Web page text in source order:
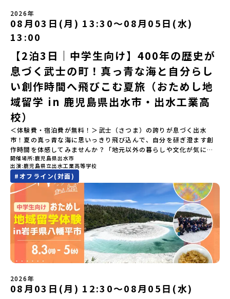
ら抽選の上、締め切り日から1週間を目途に、お申し込み時に記入い
ただいたメールアドレス宛に「当選／落選メール」をお送りいたし
ます。当選者は、メールに記載された「当選確認フォーム」に３日
以内に回答いただき、確認フォームの提出をもって参加確定とさせ
ていただきます。当選確認フォームの期日までにご回答いただけな
い場合は、当選を取り消しとさせていただきます。当選取り消しが
あった場合は、繰り上げ当選者へご連絡させていただきます。登録
メールアドレスの変更をご希望の場合は下記の地域みらい留学公式
LINEよりご連絡をお願いします。※受信制限設定をしていると、通
知メールをお受け取りいただけません。その場合は、
「@miratabi.jp」からのメールを受信できるよう設定をお願いいた
します。※結果に関する個別のお問合せにはお答えしておりません
ので、ご了承ください。・お申し込みについてお申込はお一人様1回
限りです。PC・スマートフォンからお申込ください。申込後の内容
変更はできません。お申込時は、メールアドレスの入力間違いにご
注意ください。・宿泊について１室に複数(同性2～4名程度)で宿泊
いただく予定です。・食事アレルギー対応について個別の詳細なア
レルギー対応希望にはお応えしかねる場合がございます。対応が必
要な場合は必ず事前にご相談ください。・参加取消や急遽参加でき
なくなった場合について参加決定後の参加お取り消しはご遠慮下さ
い。やむを得ないお取り消しの場合はお早めに事務局までご連絡く
ださい。・キャンセルポリシーやむを得ない参加お取り消しの場
合、以下のルールに沿って対応させていただきます。ご了承くださ
い。プログラム開催日の前日＜7月3日＞から、【キャンセルのご連
絡日：お支払いいただく旅行代金】・21日目にあたる日以前：無
料・20日目-8日目：20％・7日目-2日目：30％・プログラム開始日
加またはプログラム開始後の解除：100％・催行中止について天候な
どの状況等によって開催を見合わせる可能性があります。その場合
は原則、開催日1週間前までにご連絡いたします。又、最少催行人数
「みんなでBBQディナー」 -さらに仲間や地元の高校生、町の大人
たちと交流＜3日目＞（AM）「アイヌが愛した森を散策するフィー
ルドワーク」「3日間の振り返りワーク」 -みんなで振り返り対話
「ランチ/お土産タイム」（PM） 13：30頃プログラム終了-新千歳
空港には15：00頃に到着予定です。※天候の状況や参加人数によっ
てプログラムを変更する場合がございます。参加概要【開催場所】
北海道平取町（びらとりちょう）【実施日程】7月18日(土)～7月20
日(月祝)※参加が確定した方には6月3日(水) 18：30～20：00に
「参加者向け事前オンライン研修」をご案内する予定です。必ず参
加をお願いします。【集合場所・時間】7月18日(土) 12：00 新千歳
空港※12：00までに新千歳空港に到着する便で手配ください。【解
散場所・時間】7月20日(祝月) 15：00頃 新千歳空港※16：00以降
に新千歳空港を出発する便で手配ください。【対象】中学2年生、中
学3年生【宿泊先】ゲストハウス ヤント※ドミトリータイプの2段ベ
ッド（1室2～4名）で宿泊いただく予定です。【旅行代金】無料※旅
行代金に含まれる費用のうち、以下の内容が無料となります・宿泊
費（2泊分）・プログラム内のアクティビティ・体験費用・一部の食
事代※以下の費用は参加者のご負担となります・集合場所までの往
復交通費・お土産代や自由時間の個人飲食費などの個人的費用【募
集人数】最大10名（お申し込み多数の場合は抽選の上決定）【参加
者決定】お申し込み多数の場合は、締め切り後1週間を目途に当落結
果をご連絡いたします。【申し込み受付締切】4月30日(木)12：00
から 5月14日(木) 12：00まで疑問も不安もワクワクに変える！「お
ためし地域留学」ステップアップ説明会プログラムの内容を詳しく
知りたい方や、お申し込みを迷われている方向けにZoomでのオン
ライン配信を行います。知りたい情報のレベルに合わせて、以下の2
つのステップをご活用ください。【STEP 1】全体オンライン説明会
（アーカイブ動画を公開中！）〜まずは「おためし地域留学」を知
りたい方へ〜日本全国20以上の地域から選んで参加できる「おため
し地域留学」の魅力を凝縮したアーカイブ動画をご覧いただけま
です。どんな困難な状況にも真っ向から立ち向かい、未知の領域へ
夢を追って挑戦し続ける姿勢や、手つかずの大自然の中で一攫千金
の夢を抱いて熱中した「砂金掘り」、自らの手で広大な大地を切り
拓いてきた農業や漁業の歴史など、夢を追う人々が集まる他の町に
はない風土が存在します。大樹町では、このフロンティアスピリッ
ツが現在、「北海道の小さな町から宇宙を目指す」という新たな夢
へと繋がっています。 「宇宙版シリコンバレー」の実現を目指し、
国内外の宇宙関連企業が集まる宇宙港「北海道スペースポート」の
整備が進められています。 この未来への挑戦の精神は、民間企業に
よる日本初のロケット打ち上げ成功という形で実を結び、世界有数
のロケット発射場の適地として全国・アジア各国からも大きな注目
を集めています 今回は、そんな大樹町の過去から未来へ繋がるフロ
ンティアスピリッツに触れるアクティビティへ出発！農業からロケ
ットまで本物の現場を体感し、他では味わえない体験を五感をフル
につかって楽しむことができます🎵大樹高校は、農業から宇宙まで
「町のぜんぶが教科書」！大樹高校の学びは、ただ教室の机に座っ
ているだけではありません！農業や漁業から、最先端の宇宙科学ま
で「町のぜんぶが教科書」 です。先輩たちは「地域探究」の授業
や、放課後の「地域探究サークル」を通して、学校の外へどんどん
飛び出し町の人たちと一緒にリアルな課題解決にチャレンジしてい
ます。そんな先輩たちとの交流がきっと「未来の自分」のヒントが
見つかるはず！ あたたかい町の人たちや先輩たちとの出会いが待っ
ている北海道大樹町へ、あなたの世界をグッと広げる特別な旅に出
発しませんか？ 体験のおすすめポイント体験プログラム内容（予
定）＜１日目＞（PM）「オリエンテーション・自己紹介ワーク」
「大樹町の自然を満喫」 -先人の知恵と夢を体験「砂金堀」 -川
樹高校見学・寮見学」 -大樹高校の特徴を知る学校体験 -高校生
との対話「大樹町の魅力を体験①」 -大樹町ならではのランチ＆ス
イーツ（PM）「大樹町の魅力を体験②」 -大樹町宇宙交流センタ
2026年
08月03日(月) 13:30〜08月05日(水)
13:00
【2泊3日｜中学生向け】400年の歴史が
息づく武士の町！真っ青な海と自分らし
い創作時間へ飛びこむ夏旅（おためし地
域留学 in 鹿児島県出水市・出水工業高
校）
＜体験費・宿泊費が無料！＞武士（さつま）の誇りが息づく出水
市！夏の真っ青な海に思いっきり飛び込んで、自分を研ぎ澄ます創
作時間を体感してみませんか？「地元以外の暮らしや文化が気にな
る。いつか留学してみたい！」「自分の進学や将来の可能性をもっ
とひらきたい！」「ものづくりや工業高校に興味がある！」そんな
中学生のみなさんにおすすめ！「おためし地域留学」は、日本全国
約200の高校と連携し、地域の枠を超えて学校生活を送る「地域みら
い留学」をプチ体験できるプログラムです。はじめてのひとり旅で
も安心！現地でもスタッフがしっかりとサポートいたします。今回
のフィールドは「鹿児島県 出水市（いずみし）出水工業高校」出水
市（いずみし）は、鹿児島県の玄関口にあるまち。ここでしか見ら
れない景色と、地元の人たちがずっと大切にしてきたものがありま
す。400年前から続く「武士の道」を歩く昔、武士たちがまちを守る
ために築いた「出水麓（いずみふもと）武家屋敷群」。今も残る約
150軒のお屋敷のほとんどに、今も人が住んでいます。400年前の武
士が歩いた道を、自分の足で歩く。まるで、まち全体がタイムカプ
セル。真っ青な海へダイブ！目の前に広がる八代海（やつしろか
い）は穏やかなリアス式海岸。海に沈む夕日は一生に一度は見てお
開催場所 鹿児島県出水市
出演 鹿児島県立出水工業高等学校
#オフライン(対面)
2026年
08月03日(月) 12:30〜08月05日(水)